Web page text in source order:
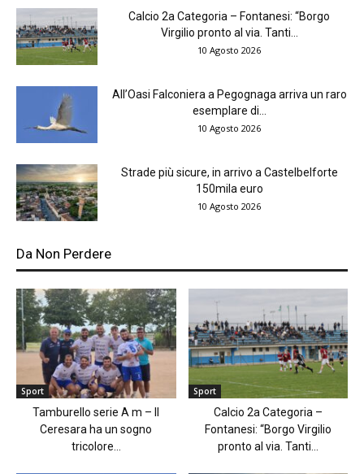
Calcio 2a Categoria – Fontanesi: “Borgo
Virgilio pronto al via. Tanti...
10 Agosto 2026
All’Oasi Falconiera a Pegognaga arriva un raro
esemplare di...
10 Agosto 2026
Strade più sicure, in arrivo a Castelbelforte
150mila euro
10 Agosto 2026
Da Non Perdere
Sport
Tamburello serie A m – Il
Ceresara ha un sogno
tricolore...
Sport
Calcio 2a Categoria –
Fontanesi: “Borgo Virgilio
pronto al via. Tanti...